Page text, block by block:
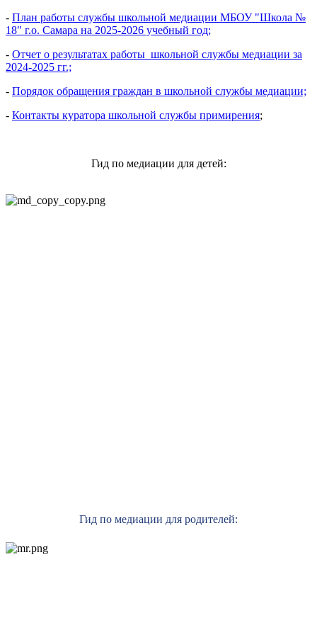
- План работы службы школьной медиации МБОУ "Школа №
18" г.о. Самара на 2025-2026 учебный год;
- Отчет о результатах работы_школьной службы медиации за
2024-2025 гг.;
- Порядок обращения граждан в школьной службы медиации;
- Контакты куратора школьной службы примирения;
Гид по медиации для детей:
Гид по медиации для родителей: